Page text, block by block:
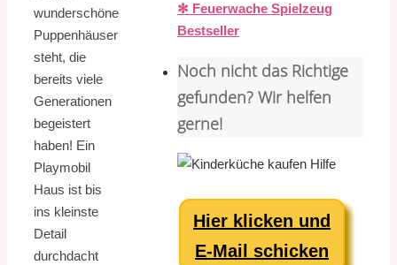
wunderschöne
Puppenhäuser
steht, die
bereits viele
Generationen
begeistert
haben! Ein
Playmobil
Haus ist bis
ins kleinste
Detail
durchdacht
✻ Feuerwache Spielzeug
Bestseller
Noch nicht das Richtige
gefunden? Wir helfen
gerne!
Hier klicken und
E-Mail schicken